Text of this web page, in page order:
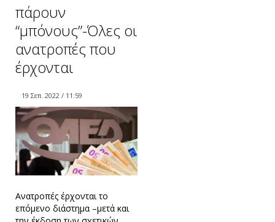
πάρουν
“μπόνους”-Όλες οι
ανατροπές που
έρχονται
19 Σεπ. 2022 / 11:59
Ανατροπές έρχονται το
επόμενο διάστημα –μετά και